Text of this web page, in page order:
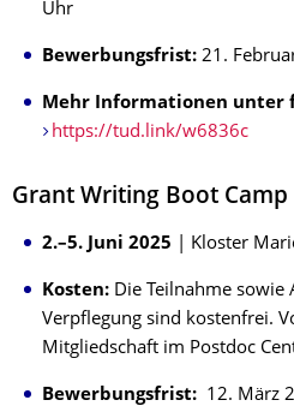
Uhr
Bewerbungsfrist: 21.
Mehr Informationen unter
https://tud.link/w6836c
Grant Writing Boot Camp
2.–5. Juni 2025 | Kloster
Kosten: Die Teilnahme sowie
Verpflegung sind kostenfrei.
Mitgliedschaft im Postdoc
Bewerbungsfrist: 12. März